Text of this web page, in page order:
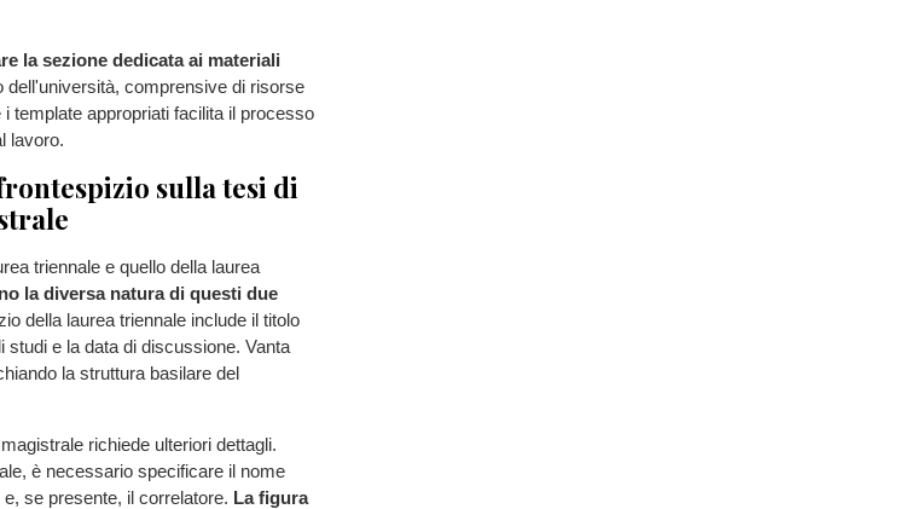
la sezione dedicata ai materiali
dell'università, comprensive di risorse
template appropriati facilita il processo
lavoro.
sulla tesi di
triennale e quello della laurea
la diversa natura di questi due
della laurea triennale include il titolo
studi e la data di discussione. Vanta
la struttura basilare del
richiede ulteriori dettagli.
è necessario specificare il nome
se presente, il correlatore. La figura